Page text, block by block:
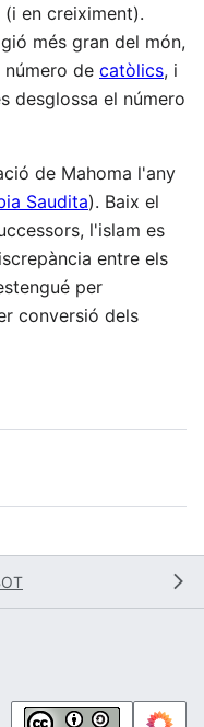
(i en creiximent).
més gran del món,
de catòlics, i
desglossa el número
de Mahoma l'any
Saudita). Baix el
l'islam es
entre els
per
conversió dels